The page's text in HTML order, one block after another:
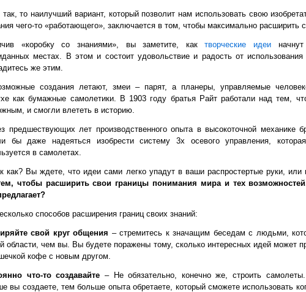
то наилучший вариант, который позволит нам использовать свою
чего-то «работающего», заключается в том, чтобы максимально расширить
«коробку со знаниями», вы заметите, кактворческие идеи
местах. В этом и состоит удовольствие и радость от использования
же этим.
создания летают, змеи – парят, а планеры, управляемые
как бумажные самолетики. В 1903 году братья Райт работали над тем,
и смогли влететь в историю.
предшествующих лет производственного опыта в высокоточной механике
бы даже надеяться изобрести систему 3х осевого управления,
в самолетах.
как? Вы ждете, что идеи сами легко упадут в ваши распростертые руки, или
чтобы расширить свои границы понимания мира и тех
способов расширения границ своих знаний:
свой круг общения – стремитесь к значащим беседам с людьми,
области, чем вы. Вы будете поражены тому, сколько интересных идей может
кофе с новым другом.
что-то создавайте – Не обязательно, конечно же, строить
вы создаете, тем больше опыта обретаете, который сможете использовать